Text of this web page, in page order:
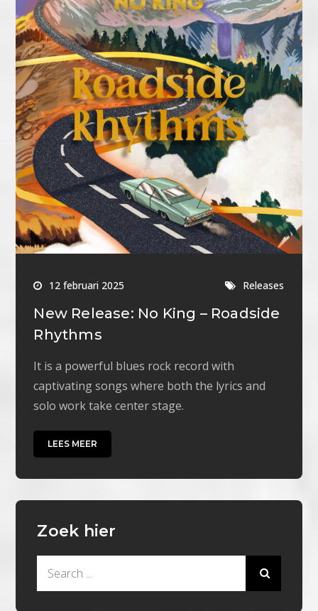
12 februari 2025 Releases
New Release: No King – Roadside
Rhythms
It is a powerful blues rock record with
captivating songs where both the lyrics and
solo work take center stage.
LEES MEER
Zoek hier